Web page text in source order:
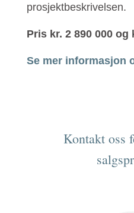
prosjektbeskrivelsen.
Pris kr. 2 890 000 og
Se mer informasjon
Kontakt oss